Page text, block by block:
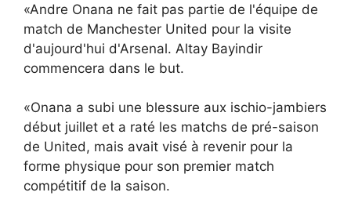
«Andre Onana ne fait pas partie de l'équipe de
match de Manchester United pour la visite
d'aujourd'hui d'Arsenal. Altay Bayindir
commencera dans le but.
«Onana a subi une blessure aux ischio-jambiers
début juillet et a raté les matchs de pré-saison
de United, mais avait visé à revenir pour la
forme physique pour son premier match
compétitif de la saison.